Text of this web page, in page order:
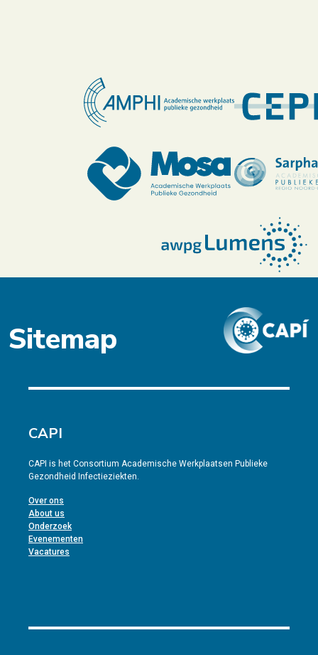
Sitemap
CAPI
CAPI is het Consortium Academische Werkplaatsen Publieke
Gezondheid Infectieziekten.
Over ons
About us
Onderzoek
Evenementen
Vacatures